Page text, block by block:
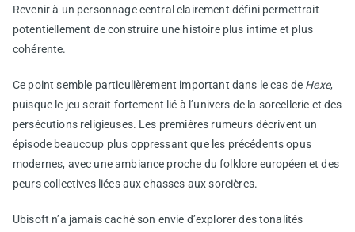
Revenir à un personnage central clairement défini permettrait
potentiellement de construire une histoire plus intime et plus
cohérente.
Ce point semble particulièrement important dans le cas de Hexe,
puisque le jeu serait fortement lié à l’univers de la sorcellerie et des
persécutions religieuses. Les premières rumeurs décrivent un
épisode beaucoup plus oppressant que les précédents opus
modernes, avec une ambiance proche du folklore européen et des
peurs collectives liées aux chasses aux sorcières.
Ubisoft n’a jamais caché son envie d’explorer des tonalités